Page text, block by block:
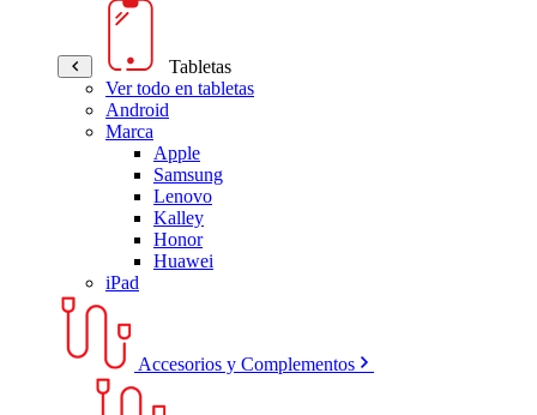
Tabletas
Ver todo en tabletas
Android
Marca
Apple
Samsung
Lenovo
Kalley
Honor
Huawei
iPad
Accesorios y Complementos